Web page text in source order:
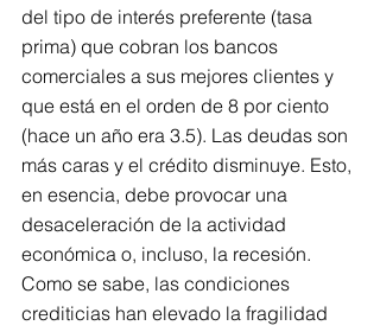
del tipo de interés preferente (tasa
prima) que cobran los bancos
comerciales a sus mejores clientes y
que está en el orden de 8 por ciento
(hace un año era 3.5). Las deudas son
más caras y el crédito disminuye. Esto,
en esencia, debe provocar una
desaceleración de la actividad
económica o, incluso, la recesión.
Como se sabe, las condiciones
crediticias han elevado la fragilidad